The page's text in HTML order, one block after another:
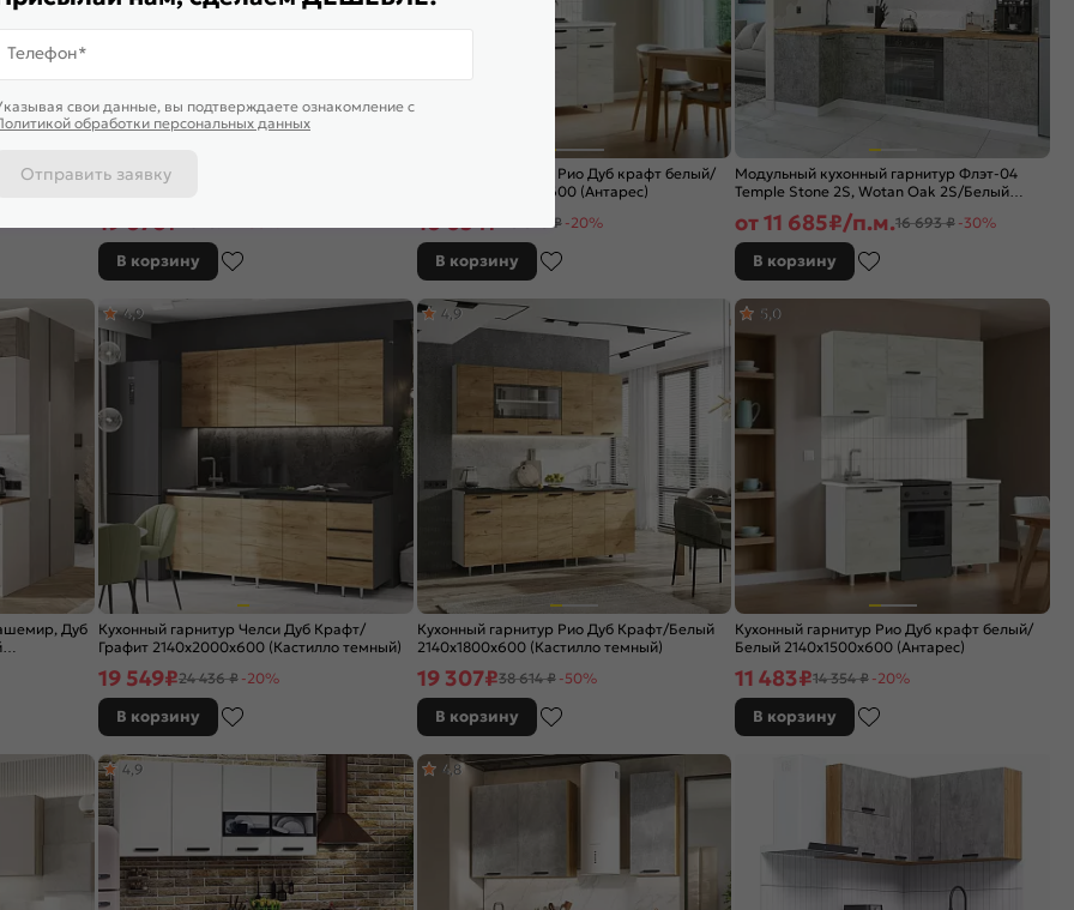
белый/
Кухонный гарнитур Рио Дуб Крафт/Белый
19 676₽
В корзину
Кухонный гарнитур Рио Дуб крафт белый/
Белый 2140x1600x600 (Антарес)
16 034₽ 20 043 ₽ -20%
В корзину
Модульный кухонный гарнитур Флэт-04
Temple Stone 2S, Wotan Oak 2S/Белый
2340x1000/2500x600
от11 685₽/п.м.16 693 ₽ -30%
В корзину
Дуб
Кухонный гарнитур Челси Дуб Крафт/
Графит 2140x2000x600 (Кастилло темный)
4,9
19 549₽24 436 ₽ -20%
В корзину
Кухонный гарнитур Рио Дуб Крафт/Белый
2140x1800x600 (Кастилло темный)
4,9
19 307₽38 614 ₽ -50%
В корзину
Кухонный гарнитур Рио Дуб крафт белый/
Белый 2140x1500x600 (Антарес)
5,0
11 483₽14 354 ₽ -20%
В корзину
4,9 4,8
Телефон*
свои данные, вы подтверждаете ознакомление c
обработки персональных данных
Отправить заявку